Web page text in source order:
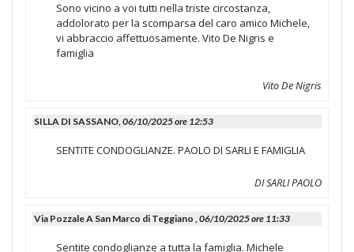
Sono vicino a voi tutti nella triste circostanza,
addolorato per la scomparsa del caro amico Michele,
vi abbraccio affettuosamente. Vito De Nigris e
famiglia
Vito De Nigris
SILLA DI SASSANO,06/10/2025 ore 12:53
SENTITE CONDOGLIANZE. PAOLO DI SARLI E FAMIGLIA
DI SARLI PAOLO
Via Pozzale A San Marco di Teggiano ,06/10/2025 ore 11:33
Sentite condoglianze a tutta la famiglia. Michele